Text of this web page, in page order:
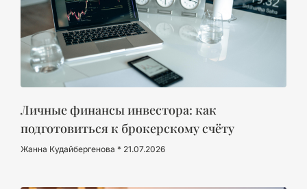
Личные финансы инвестора: как
подготовиться к брокерскому счёту
Жанна Кудайбергенова 21.07.2026